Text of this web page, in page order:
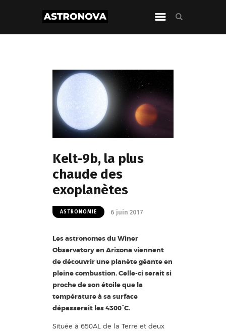
Kelt-9b, la plus
chaude des
exoplanètes
ASTRONOMIE 6 juin 2017
Les astronomes du Winer
Observatory en Arizona viennent
de découvrir une planète géante en
pleine combustion. Celle-ci serait si
proche de son étoile que la
température à sa surface
dépasserait les 4300°C.
Située à 650AL de la Terre et deux